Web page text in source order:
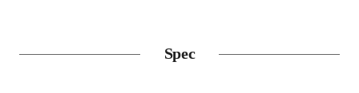
Spec